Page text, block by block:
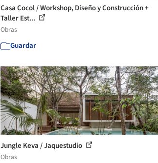
Casa Cocol / Workshop, Diseño y Construcción +
Taller Est...
Obras
Guardar
Jungle Keva / Jaquestudio
Obras